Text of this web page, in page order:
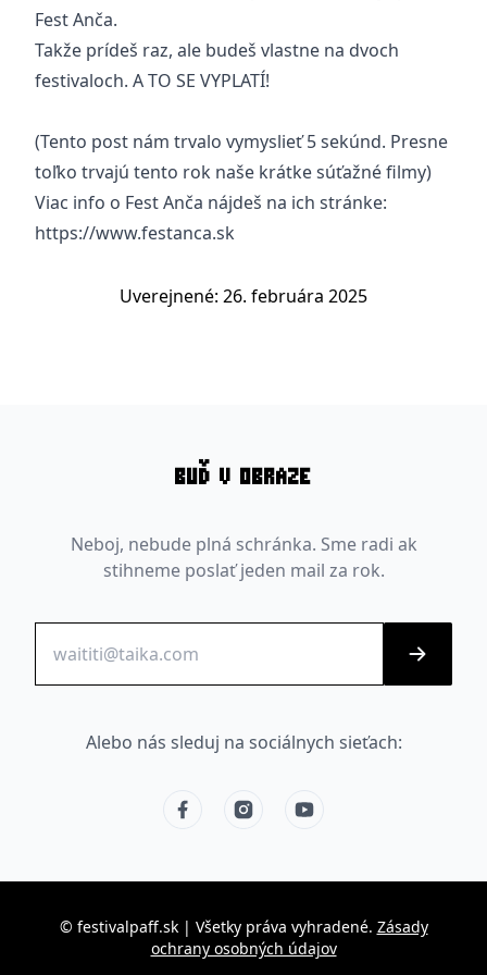
Fest Anča.
Takže prídeš raz, ale budeš vlastne na dvoch
festivaloch. A TO SE VYPLATÍ!
(Tento post nám trvalo vymyslieť 5 sekúnd. Presne
toľko trvajú tento rok naše krátke súťažné filmy)
Viac info o Fest Anča nájdeš na ich stránke:
https://www.festanca.sk
Uverejnené: 26. februára 2025
BUĎ V OBRAZE
Neboj, nebude plná schránka. Sme radi ak
stihneme poslať jeden mail za rok.
Alebo nás sleduj na sociálnych sieťach:
© festivalpaff.sk| Všetky práva vyhradené. Zásady
ochrany osobných údajov